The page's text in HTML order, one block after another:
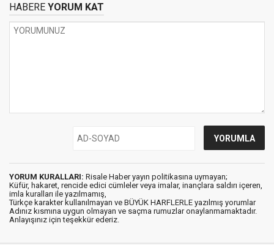
HABERE YORUM KAT
YORUM KURALLARI: Risale Haber yayın politikasına uymayan;
Küfür, hakaret, rencide edici cümleler veya imalar, inançlara saldırı içeren,
imla kuralları ile yazılmamış,
Türkçe karakter kullanılmayan ve BÜYÜK HARFLERLE yazılmış yorumlar
Adınız kısmına uygun olmayan ve saçma rumuzlar onaylanmamaktadır.
Anlayışınız için teşekkür ederiz.